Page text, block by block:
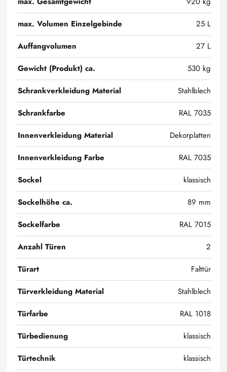
max. Volumen Einzelgebinde
25 L
Auffangvolumen
27 L
Gewicht (Produkt) ca.
530 kg
Schrankverkleidung Material
Stahlblech
Schrankfarbe
RAL 7035
Innenverkleidung Material
Dekorplatten
Innenverkleidung Farbe
RAL 7035
Sockel
klassisch
Sockelhöhe ca.
89 mm
Sockelfarbe
RAL 7015
Anzahl Türen
2
Türart
Falttür
Türverkleidung Material
Stahlblech
Türfarbe
RAL 1018
Türbedienung
klassisch
Türtechnik
klassisch